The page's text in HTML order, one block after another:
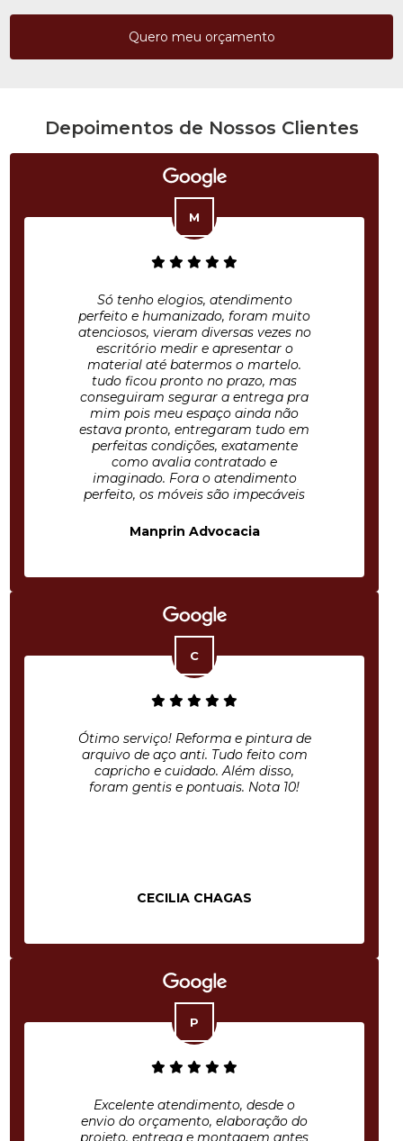
Quero meu orçamento
Depoimentos de Nossos Clientes
Só tenho elogios, atendimento
perfeito e humanizado, foram muito
atenciosos, vieram diversas vezes no
escritório medir e apresentar o
material até batermos o martelo.
tudo ficou pronto no prazo, mas
conseguiram segurar a entrega pra
mim pois meu espaço ainda não
estava pronto, entregaram tudo em
perfeitas condições, exatamente
como avalia contratado e
imaginado. Fora o atendimento
perfeito, os móveis são impecáveis
Manprin Advocacia
Ótimo serviço! Reforma e pintura de
arquivo de aço anti. Tudo feito com
capricho e cuidado. Além disso,
foram gentis e pontuais. Nota 10!
CECILIA CHAGAS
Excelente atendimento, desde o
envio do orçamento, elaboração do
projeto, entrega e montagem antes